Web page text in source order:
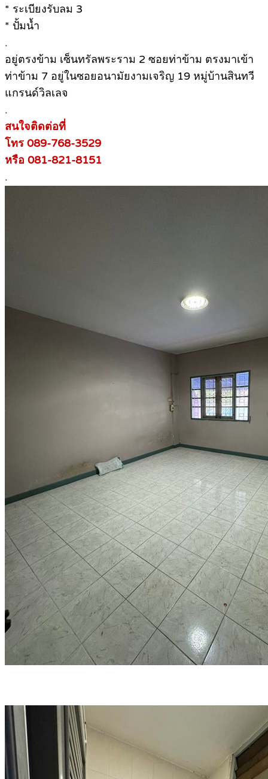
* ระเบียงรับลม 3
* ปั้มน้ำ
.
อยู่ตรงข้าม เซ็นทรัลพระราม 2 ซอยท่าข้าม ตรงมาเข้า
ท่าข้าม 7 อยู่ในซอยอนามัยงามเจริญ 19 หมู่บ้านสินทวี
แกรนด์วิลเลจ
.
สนใจติดต่อที่
โทร 089-768-3529
หรือ 081-821-8151
.